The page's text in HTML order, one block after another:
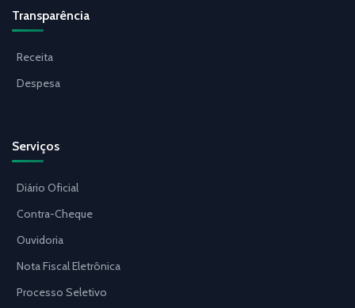
Transparência
Receita
Despesa
Serviços
Diário Oficial
Contra-Cheque
Ouvidoria
Nota Fiscal Eletrônica
Processo Seletivo